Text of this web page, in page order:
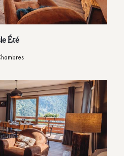
Été